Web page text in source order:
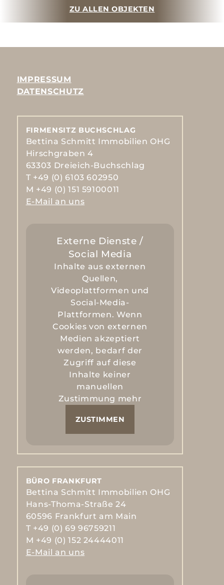
ZU ALLEN OBJEKTEN
IMPRESSUM
DATENSCHUTZ
FIRMENSITZ BUCHSCHLAG
Bettina Schmitt Immobilien OHG
Hirschgraben 4
63303 Dreieich-Buchschlag
T +49 (0) 6103 602950
M +49 (0) 151 59100011
E-Mail an uns
Externe Dienste /
Social Media
Inhalte aus externen
Quellen,
Videoplattformen und
Social-Media-
Plattformen. Wenn
Cookies von externen
Medien akzeptiert
werden, bedarf der
Zugriff auf diese
Inhalte keiner
manuellen
Zustimmung mehr
ZUSTIMMEN
BÜRO FRANKFURT
Bettina Schmitt Immobilien OHG
Hans-Thoma-Straße 24
60596 Frankfurt am Main
T +49 (0) 69 96759211
M +49 (0) 152 24444011
E-Mail an uns